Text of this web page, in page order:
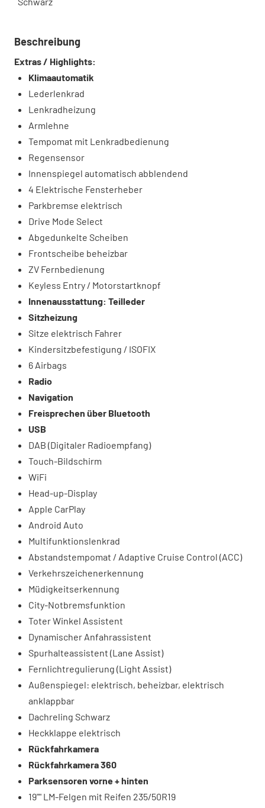
Beschreibung
Extras / Highlights:
Klimaautomatik
Lederlenkrad
Lenkradheizung
Armlehne
Tempomat mit Lenkradbedienung
Regensensor
Innenspiegel automatisch abblendend
4 Elektrische Fensterheber
Parkbremse elektrisch
Drive Mode Select
Abgedunkelte Scheiben
Frontscheibe beheizbar
ZV Fernbedienung
Keyless Entry / Motorstartknopf
Innenausstattung: Teilleder
Sitzheizung
Sitze elektrisch Fahrer
Kindersitzbefestigung / ISOFIX
6 Airbags
Radio
Navigation
Freisprechen über Bluetooth
USB
DAB (Digitaler Radioempfang)
Touch-Bildschirm
WiFi
Head-up-Display
Apple CarPlay
Android Auto
Multifunktionslenkrad
Abstandstempomat / Adaptive Cruise Control (ACC)
Verkehrszeichenerkennung
Müdigkeitserkennung
City-Notbremsfunktion
Toter Winkel Assistent
Dynamischer Anfahrassistent
Spurhalteassistent (Lane Assist)
Fernlichtregulierung (Light Assist)
Außenspiegel: elektrisch, beheizbar, elektrisch
anklappbar
Dachreling Schwarz
Heckklappe elektrisch
Rückfahrkamera
Rückfahrkamera 360
Parksensoren vorne + hinten
19"" LM-Felgen mit Reifen 235/50R19